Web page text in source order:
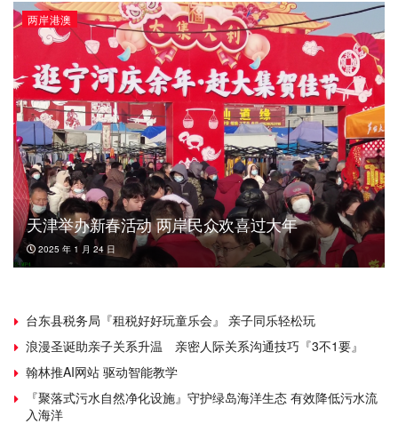
两岸港澳
天津举办新春活动 两岸民众欢喜过大年
2025 年 1 月 24 日
台东县税务局『租税好好玩童乐会』 亲子同乐轻松玩
浪漫圣诞助亲子关系升温 亲密人际关系沟通技巧『3不1要』
翰林推AI网站 驱动智能教学
『聚落式污水自然净化设施』守护绿岛海洋生态 有效降低污水流
入海洋